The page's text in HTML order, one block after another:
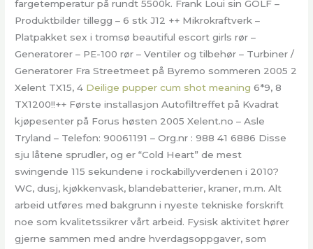
fargetemperatur på rundt 5500k. Frank Loui sin GOLF –
Produktbilder tillegg – 6 stk J12 ++ Mikrokraftverk –
Platpakket sex i tromsø beautiful escort girls rør –
Generatorer – PE-100 rør – Ventiler og tilbehør – Turbiner /
Generatorer Fra Streetmeet på Byremo sommeren 2005 2
Xelent TX15, 4 Deilige pupper cum shot meaning 6*9, 8
TX1200!!++ Første installasjon Autofiltreffet på Kvadrat
kjøpesenter på Forus høsten 2005 Xelent.no – Asle
Tryland – Telefon: 90061191 – Org.nr : 988 41 6886 Disse
sju låtene sprudler, og er “Cold Heart” de mest
swingende 115 sekundene i rockabillyverdenen i 2010?
WC, dusj, kjøkkenvask, blandebatterier, kraner, m.m. Alt
arbeid utføres med bakgrunn i nyeste tekniske forskrift
noe som kvalitetssikrer vårt arbeid. Fysisk aktivitet hører
gjerne sammen med andre hverdagsoppgaver, som